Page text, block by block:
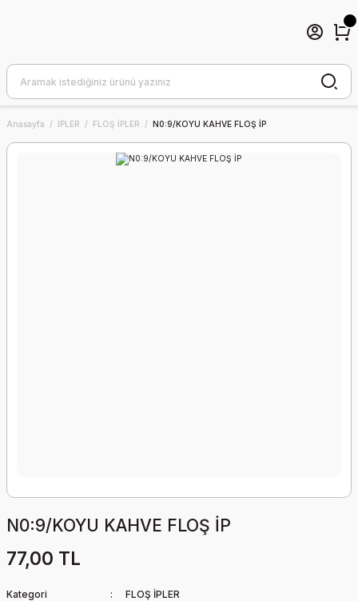
Anasayfa İPLER FLOŞ İPLER N0:9/KOYU KAHVE FLOŞ İP
N0:9/KOYU KAHVE FLOŞ İP
77,00 TL
Kategori
FLOŞ İPLER